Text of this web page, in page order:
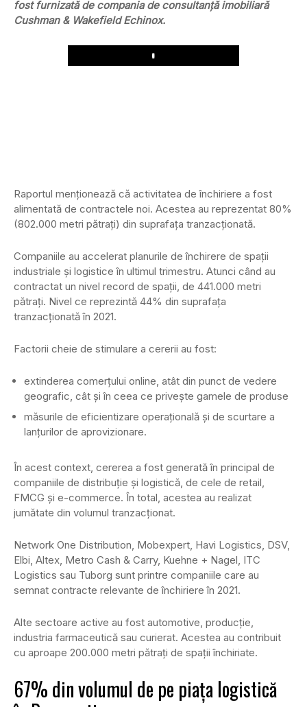
fost furnizată de compania de consultanță imobiliară
Cushman & Wakefield Echinox.
Play
Raportul menționează că activitatea de închiriere a fost
alimentată de contractele noi. Acestea au reprezentat 80%
(802.000 metri pătrați) din suprafața tranzacționată.
Companiile au accelerat planurile de închirere de spații
industriale și logistice în ultimul trimestru. Atunci când au
contractat un nivel record de spații, de 441.000 metri
pătrați. Nivel ce reprezintă 44% din suprafața
tranzacționată în 2021.
Factorii cheie de stimulare a cererii au fost:
extinderea comerțului online, atât din punct de vedere
geografic, cât și în ceea ce privește gamele de produse
măsurile de eficientizare operațională și de scurtare a
lanțurilor de aprovizionare.
În acest context, cererea a fost generată în principal de
companiile de distribuție și logistică, de cele de retail,
FMCG și e-commerce. În total, acestea au realizat
jumătate din volumul tranzacționat.
Network One Distribution, Mobexpert, Havi Logistics, DSV,
Elbi, Altex, Metro Cash & Carry, Kuehne + Nagel, ITC
Logistics sau Tuborg sunt printre companiile care au
semnat contracte relevante de închiriere în 2021.
Alte sectoare active au fost automotive, producție,
industria farmaceutică sau curierat. Acestea au contribuit
cu aproape 200.000 metri pătrați de spații închiriate.
67% din volumul de pe piața logistică